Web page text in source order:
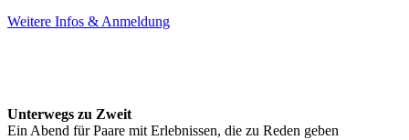
Weitere Infos & Anmeldung
Unterwegs zu Zweit
Ein Abend für Paare mit Erlebnissen, die zu Reden geben